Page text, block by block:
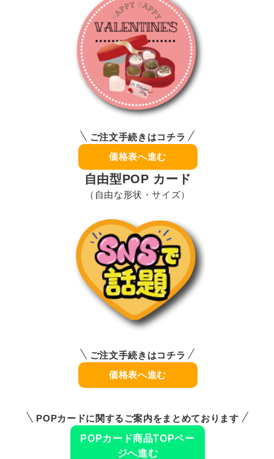
ご注文手続きはコチラ
価格表へ進む
自由型POP カード
（自由な形状・サイズ）
ご注文手続きはコチラ
価格表へ進む
POPカードに関するご案内をまとめております
POPカード商品TOPペー
ジへ進む